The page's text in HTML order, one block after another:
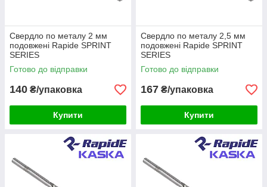
Свердло по металу 2 мм
подовжені Rapide SPRINT
SERIES
Готово до відправки
140 ₴/упаковка
Купити
Свердло по металу 2,5 мм
подовжені Rapide SPRINT
SERIES
Готово до відправки
167 ₴/упаковка
Купити